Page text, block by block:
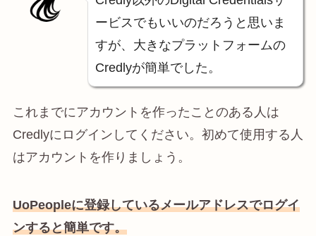
ービスでもいいのだろうと思いま
すが、大きなプラットフォームの
Credlyが簡単でした。
これまでにアカウントを作ったことのある人は
Credlyにログインしてください。初めて使用する人
はアカウントを作りましょう。
UoPeopleに登録しているメールアドレスでログイ
ンすると簡単です。